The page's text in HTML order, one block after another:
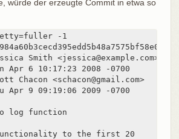
würde der erzeugte Commit in etwa so
-1
Smith <jessica@example.com>
Apr 6 10:17:23 2008 -0700
Chacon <schacon@gmail.com>
Apr 9 09:19:06 2009 -0700
log function
to the first 20